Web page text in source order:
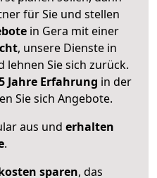
für Sie und stellen
in Gera mit einer
, unsere Dienste in
lehnen Sie sich zurück.
Jahre Erfahrung in der
Sie sich Angebote.
aus und erhalten
.
sparen, das